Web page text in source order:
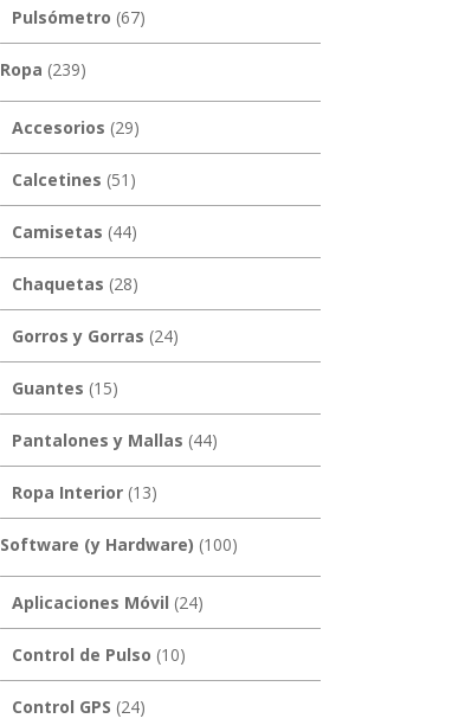
Pulsómetro (67)
Ropa (239)
Accesorios (29)
Calcetines (51)
Camisetas (44)
Chaquetas (28)
Gorros y Gorras (24)
Guantes (15)
Pantalones y Mallas (44)
Ropa Interior(13)
Software (y Hardware) (100)
Aplicaciones Móvil (24)
Control de Pulso (10)
Control GPS (24)